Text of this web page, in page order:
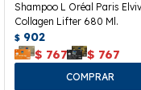
Shampoo L Oréal Paris
Collagen Lifter 680 Ml.
$ 902
$ 767 $ 767